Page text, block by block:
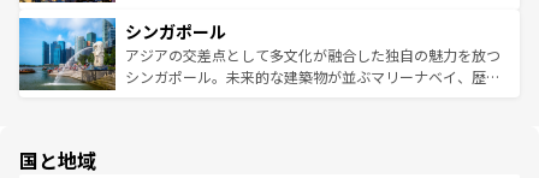
参照してほしい。
激する。気候は一年中温暖で、どの季節にも異なる楽しみ
が待っている。親しみやすいタイの人々、仏教を中心とし
た文化、そして多様な観光資源が、訪れる旅人を魅了し続
み、どこを訪れても感動するはず。観光スポットが密集し
ており、効率よく見どころを回れるのも魅力。息をのむよ
うな絶景から文化的な体験まで、香港を存分に楽しみ尽く
シンガポール
アジアの交差点として多文化が融合した独自の魅力を放つ
シンガポール。未来的な建築物が並ぶマリーナベイ、歴史
国と地域